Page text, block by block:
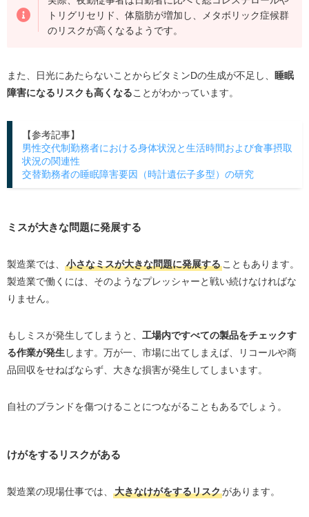
トリグリセリド、体脂肪が増加し、メタボリック症候群
のリスクが高くなるようです。
また、日光にあたらないことからビタミンDの生成が不足し、
睡眠
障害になるリスクも高くなることがわかっています。
【参考記事】
男性交代制勤務者における身体状況と生活時間および食事摂取
状況の関連性
交替勤務者の睡眠障害要因（時計遺伝子多型）の研究
ミスが大きな問題に発展する
製造業では、 小さなミスが大きな問題に発展することもあります。
製造業で働くには、そのようなプレッシャーと戦い続けなければな
りません。
もしミスが発生してしまうと、 工場内ですべての製品をチェックす
る作業が発生 します。万が一、市場に出てしまえば、リコールや商
品回収をせねばならず、大きな損害が発生してしまいます。
自社のブランドを傷つけることにつながることもあるでしょう。
けがをするリスクがある
製造業の現場仕事では、 大きなけがをするリスクがあります。